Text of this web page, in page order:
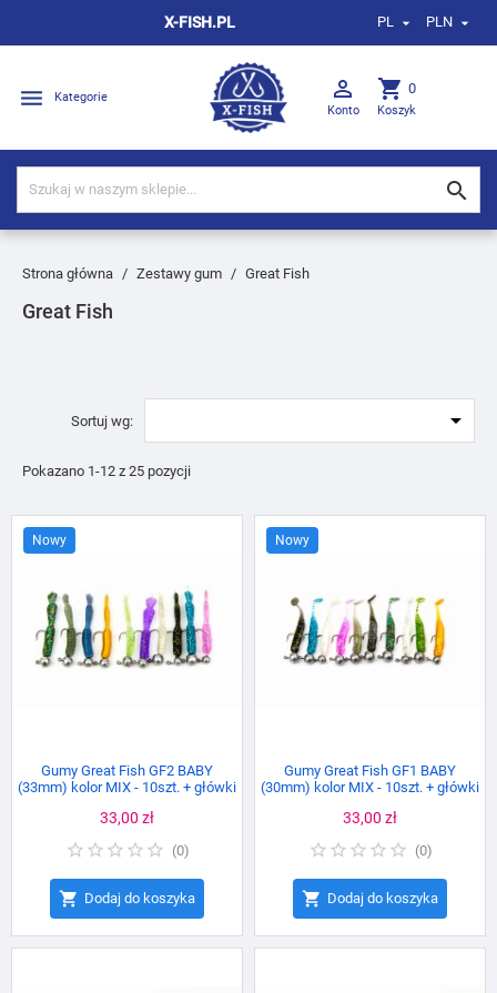
X-FISH.PL PL  PLN 
 Kategorie 
Konto
shopping_cart 0
Koszyk

Strona główna Zestawy gum Great Fish
Great Fish
Sortuj wg: 
Pokazano 1-12 z 25 pozycji
Nowy
Gumy Great Fish GF2 BABY
(33mm) kolor MIX - 10szt. + główki
Cena
33,00 zł
(0)
 Dodaj do koszyka
Nowy
Gumy Great Fish GF1 BABY
(30mm) kolor MIX - 10szt. + główki
Cena
33,00 zł
(0)
 Dodaj do koszyka